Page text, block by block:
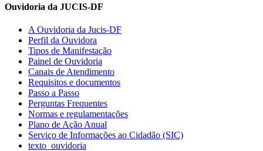
Ouvidoria da JUCIS-DF
A Ouvidoria da Jucis-DF
Perfil da Ouvidora
Tipos de Manifestação
Painel de Ouvidoria
Canais de Atendimento
Requisitos e documentos
Passo a Passo
Perguntas Frequentes
Normas e regulamentações
Plano de Ação Anual
Serviço de Informações ao Cidadão (SIC)
texto_ouvidoria